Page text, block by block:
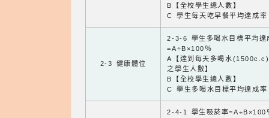
B【全校學生總人數】
C 學生每天吃早餐平均達成率
2-3 健康體位
2-3-6 學生多喝水目標平均達
=A÷B×100％
A【達到每天多喝水
之學生人數】
B【全校學生總人數】
C 學生多喝水目標平均達成率
2-4-1 學生吸菸率=A÷B×100